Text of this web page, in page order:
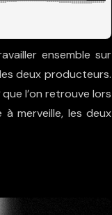
ensemble sur
deux producteurs.
que l’on retrouve lors
merveille, les deux